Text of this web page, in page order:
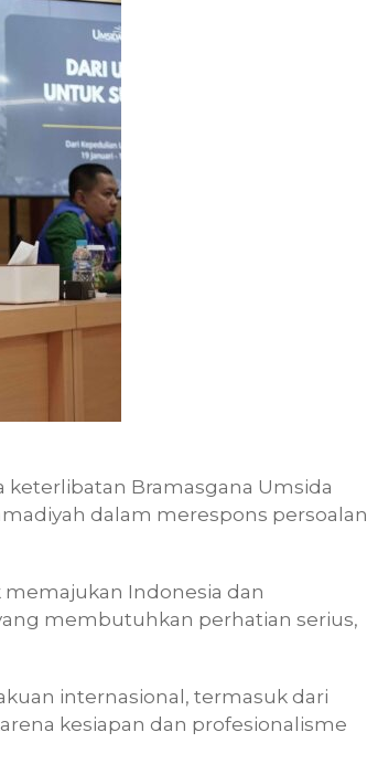
keterlibatan Bramasgana Umsida
dalam merespons persoalan
Indonesia dan
membutuhkan perhatian serius,
internasional, termasuk dari
kesiapan dan profesionalisme